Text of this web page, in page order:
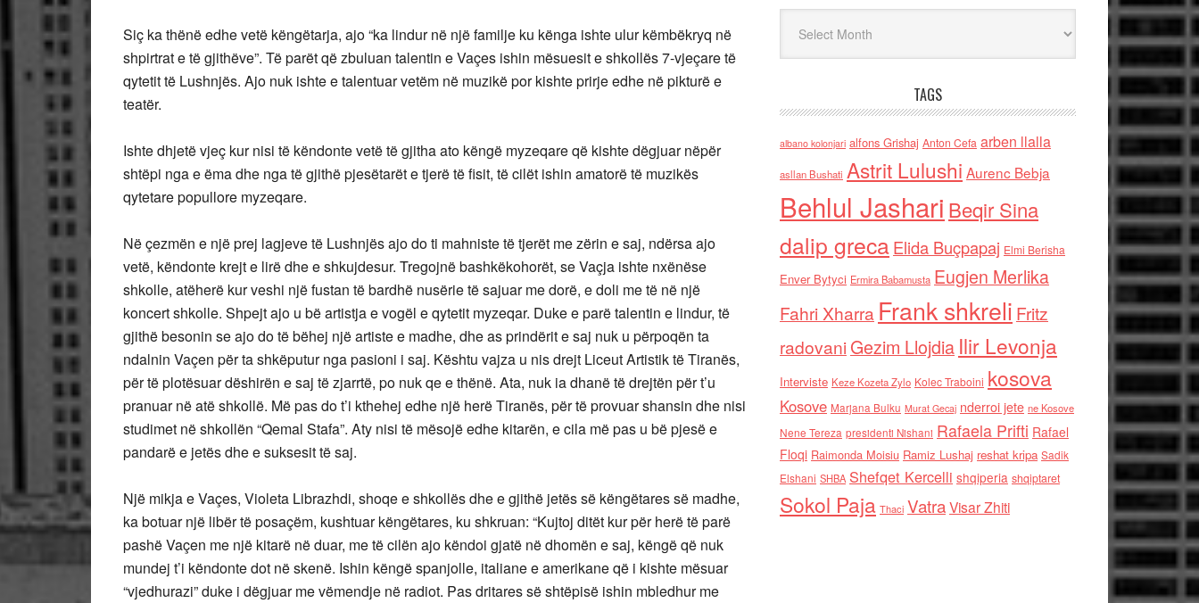
Siç ka thënë edhe vetë këngëtarja, ajo “ka lindur në një familje ku kënga ishte ulur këmbëkryq në
shpirtrat e të gjithëve”. Të parët që zbuluan talentin e Vaçes ishin mësuesit e shkollës 7-vjeçare të
qytetit të Lushnjës. Ajo nuk ishte e talentuar vetëm në muzikë por kishte prirje edhe në pikturë e
teatër.
Ishte dhjetë vjeç kur nisi të këndonte vetë të gjitha ato këngë myzeqare që kishte dëgjuar nëpër
shtëpi nga e ëma dhe nga të gjithë pjesëtarët e tjerë të fisit, të cilët ishin amatorë të muzikës
qytetare popullore myzeqare.
Në çezmën e një prej lagjeve të Lushnjës ajo do ti mahniste të tjerët me zërin e saj, ndërsa ajo
vetë, këndonte krejt e lirë dhe e shkujdesur. Tregojnë bashkëkohorët, se Vaçja ishte nxënëse
shkolle, atëherë kur veshi një fustan të bardhë nusërie të sajuar me dorë, e doli me të në një
koncert shkolle. Shpejt ajo u bë artistja e vogël e qytetit myzeqar. Duke e parë talentin e lindur, të
gjithë besonin se ajo do të bëhej një artiste e madhe, dhe as prindërit e saj nuk u përpoqën ta
ndalnin Vaçen për ta shkëputur nga pasioni i saj. Kështu vajza u nis drejt Liceut Artistik të Tiranës,
për të plotësuar dëshirën e saj të zjarrtë, po nuk qe e thënë. Ata, nuk ia dhanë të drejtën për t’u
pranuar në atë shkollë. Më pas do t’i kthehej edhe një herë Tiranës, për të provuar shansin dhe nisi
studimet në shkollën “Qemal Stafa”. Aty nisi të mësojë edhe kitarën, e cila më pas u bë pjesë e
pandarë e jetës dhe e suksesit të saj.
Një mikja e Vaçes, Violeta Librazhdi, shoqe e shkollës dhe e gjithë jetës së këngëtares së madhe,
ka botuar një libër të posaçëm, kushtuar këngëtares, ku shkruan: “Kujtoj ditët kur për herë të parë
pashë Vaçen me një kitarë në duar, me të cilën ajo këndoi gjatë në dhomën e saj, këngë që nuk
mundej t’i këndonte dot në skenë. Ishin këngë spanjolle, italiane e amerikane që i kishte mësuar
“vjedhurazi” duke i dëgjuar me vëmendje në radiot. Pas dritares së shtëpisë ishin mbledhur me
TAGS
albano kolonjari alfons Grishaj Anton Cefa arben llalla
asllan Bushati Astrit Lulushi Aurenc Bebja
Behlul Jashari Beqir Sina
dalip grecaElida Buçpapaj Elmi Berisha
Enver Bytyci Ermira Babamusta Eugjen Merlika
Fahri Xharra Frank shkreli Fritz
radovaniGezim Llojdia Ilir Levonja
Interviste Keze Kozeta Zylo Kolec Traboini kosova
Kosove Marjana Bulku Murat Gecaj nderroi jete ne Kosove
Nene Tereza presidenti Nishani Rafaela Prifti Rafael
Floqi Raimonda Moisiu Ramiz Lushaj reshat kripa Sadik
Elshani SHBA Shefqet Kercelli shqiperia shqiptaret
Sokol Paja Thaci VatraVisar Zhiti